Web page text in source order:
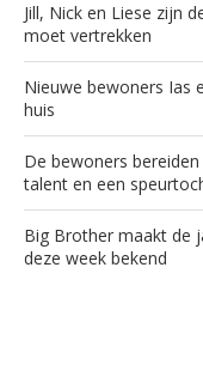
Jill, Nick en Liese zijn
moet vertrekken
Nieuwe bewoners Ias
huis
De bewoners
talent en een
Big Brother maakt de
deze week bekend